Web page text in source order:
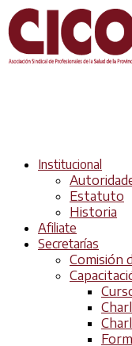
Institucional
Estatuto
Historia
Afiliate
Secretarías
Comisión